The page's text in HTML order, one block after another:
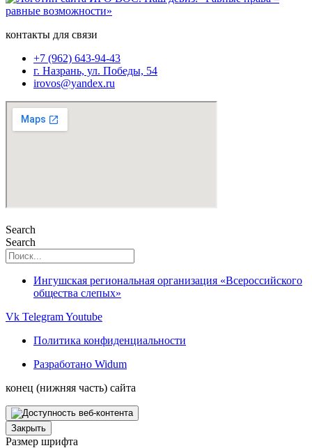
контакты для связи
+7 (962) 643-94-43
г. Назрань, ул. Победы, 54
irovos@yandex.ru
Search
Search
Ингушская региональная организация «Всероссийского
общества слепых»
Vk TelegramYoutube
Политика конфиденциальности
Разработано Widum
конец (нижняя часть) сайта
Закрыть
Размер шрифта